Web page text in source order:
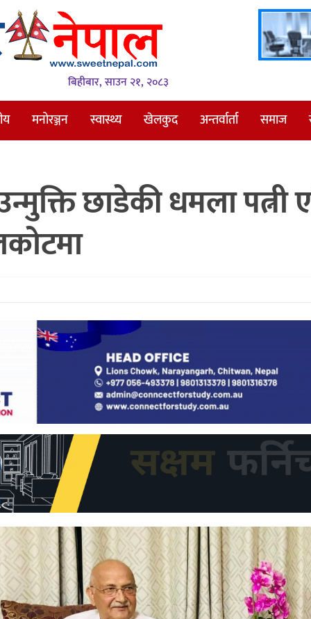
बिहीबार, साउन २१, २०८३
मनोरञ्जन स्वास्थ्य खेलकुद अन्तर्वार्ता समाज
छाडेकी धमला